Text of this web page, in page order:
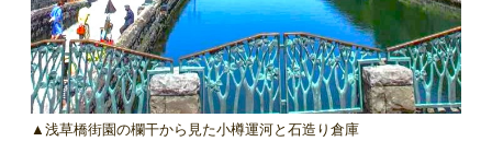
▲浅草橋街園の欄干から見た小樽運河と石造り倉庫